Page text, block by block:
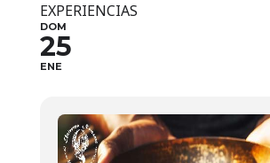
EXPERIENCIAS
DOM
25
ENE